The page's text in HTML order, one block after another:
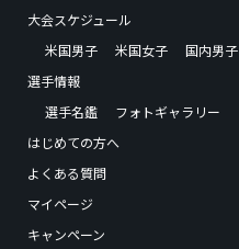
大会スケジュール
米国男子
米国女子 国内男子
選手情報
選手名鑑
フォトギャラリー
はじめての方へ
よくある質問
マイページ
キャンペーン